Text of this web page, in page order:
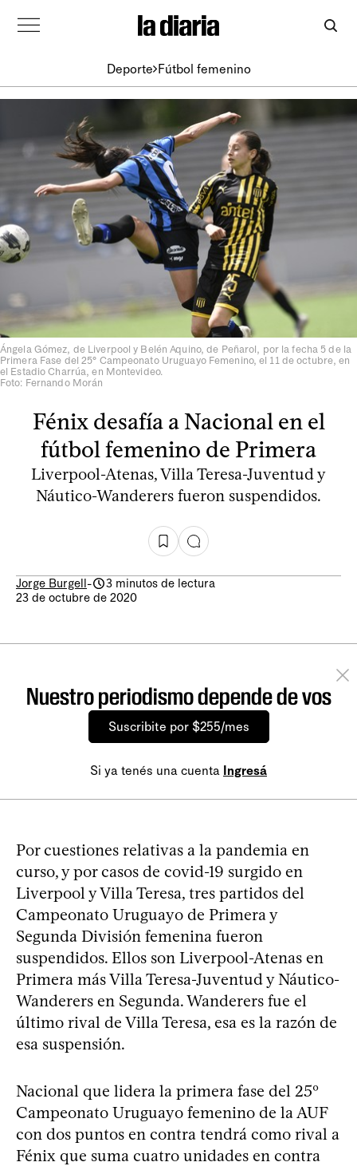
Deporte Fútbol femenino
Ángela Gómez, de Liverpool y Belén Aquino, de Peñarol, por la fecha 5 de la
Primera Fase del 25° Campeonato Uruguayo Femenino, el 11 de octubre, en
el Estadio Charrúa, en Montevideo.
Foto: Fernando Morán
Fénix desafía a Nacional en el
fútbol femenino de Primera
Liverpool-Atenas, Villa Teresa-Juventud y
Náutico-Wanderers fueron suspendidos.
Jorge Burgell-
3 minutos de lectura
23 de octubre de 2020
Nuestro periodismo depende de vos
Suscribite por $255/mes
Si ya tenés una cuenta Ingresá
Por cuestiones relativas a la pandemia en
curso, y por casos de covid-19 surgido en
Liverpool y Villa Teresa, tres partidos del
Campeonato Uruguayo de Primera y
Segunda División femenina fueron
suspendidos. Ellos son Liverpool-Atenas en
Primera más Villa Teresa-Juventud y Náutico-
Wanderers en Segunda. Wanderers fue el
último rival de Villa Teresa, esa es la razón de
esa suspensión.
Nacional que lidera la primera fase del 25º
Campeonato Uruguayo femenino de la AUF
con dos puntos en contra tendrá como rival a
Fénix que suma cuatro unidades en contra